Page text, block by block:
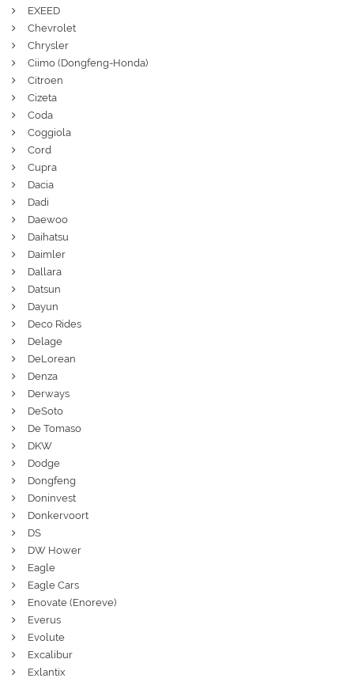
EXEED
Chevrolet
Chrysler
Ciimo (Dongfeng-Honda)
Citroen
Cizeta
Coda
Coggiola
Cord
Cupra
Dacia
Dadi
Daewoo
Daihatsu
Daimler
Dallara
Datsun
Dayun
Deco Rides
Delage
DeLorean
Denza
Derways
DeSoto
De Tomaso
DKW
Dodge
Dongfeng
Doninvest
Donkervoort
DS
DW Hower
Eagle
Eagle Cars
Enovate (Enoreve)
Everus
Evolute
Excalibur
Exlantix